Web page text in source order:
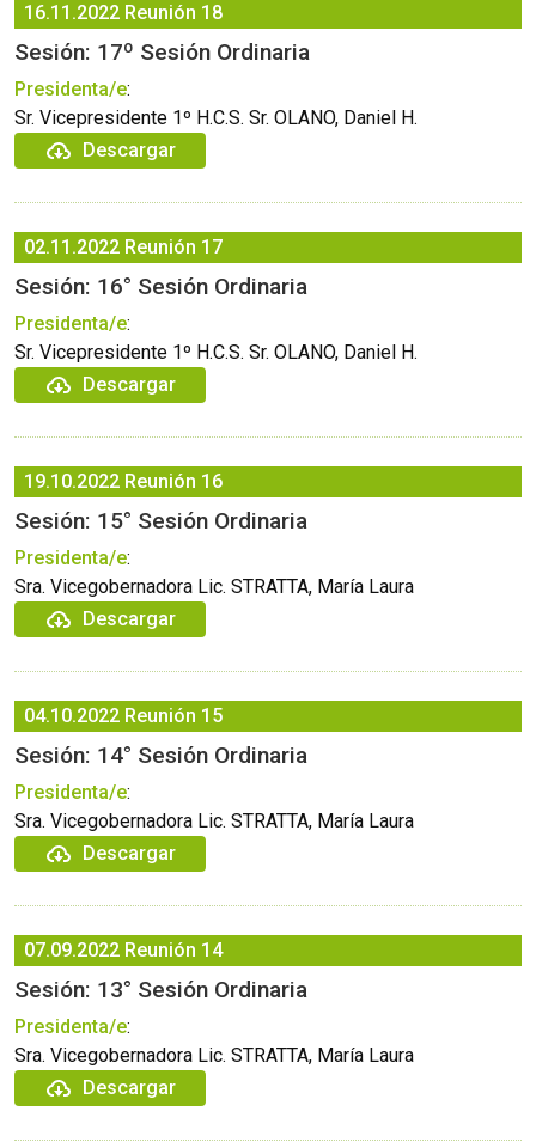
16.11.2022 Reunión 18
Sesión: 17º Sesión Ordinaria
Presidenta/e:
Sr. Vicepresidente 1º H.C.S. Sr. OLANO, Daniel H.
Descargar
02.11.2022 Reunión 17
Sesión: 16° Sesión Ordinaria
Presidenta/e:
Sr. Vicepresidente 1º H.C.S. Sr. OLANO, Daniel H.
Descargar
19.10.2022 Reunión 16
Sesión: 15° Sesión Ordinaria
Presidenta/e:
Sra. Vicegobernadora Lic. STRATTA, María Laura
Descargar
04.10.2022 Reunión 15
Sesión: 14° Sesión Ordinaria
Presidenta/e:
Sra. Vicegobernadora Lic. STRATTA, María Laura
Descargar
07.09.2022 Reunión 14
Sesión: 13° Sesión Ordinaria
Presidenta/e:
Sra. Vicegobernadora Lic. STRATTA, María Laura
Descargar